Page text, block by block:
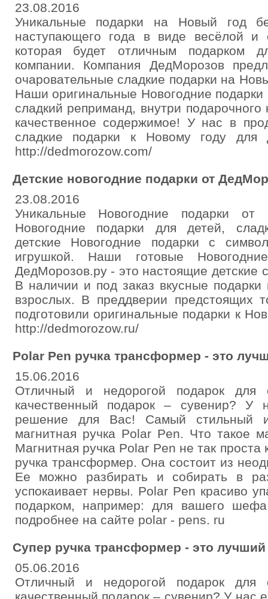
23.08.2016
Уникальные подарки на Новый год
наступающего года в виде весёлой и
которая будет отличным подарком
компании. Компания ДедМорозов
очаровательные сладкие подарки на
Наши оригинальные Новогодние
сладкий реприманд, внутри
качественное содержимое! У нас в
сладкие подарки к Новому году
http://dedmorozow.com/
Детские новогодние подарки от
23.08.2016
Уникальные Новогодние подарки от
Новогодние подарки для детей,
детские Новогодние подарки с
игрушкой. Наши готовые
ДедМорозов.ру - это настоящие детские
В наличии и под заказ вкусные
взрослых. В преддверии предстоящих
подготовили оригинальные подарки к
http://dedmorozow.ru/
Polar Pen ручка трансформер - это
15.06.2016
Отличный и недорогой подарок
качественный подарок – сувенир? У
решение для Вас! Самый стильный
магнитная ручка Polar Pen. Что такое
Магнитная ручка Polar Pen не так проста
ручка трансформер. Она состоит из
Ее можно разбирать и собирать в
успокаивает нервы. Polar Pen красиво
подарком, например: для вашего
подробнее на сайте polar - pens. ru
Супер ручка трансформер - это
05.06.2016
Отличный и недорогой подарок